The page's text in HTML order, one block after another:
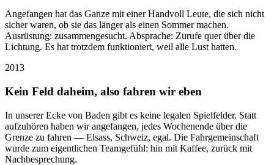
Angefangen hat das Ganze mit einer Handvoll Leute, die sich nicht
sicher waren, ob sie das länger als einen Sommer machen.
Ausrüstung: zusammengesucht. Absprache: Zurufe quer über die
Lichtung. Es hat trotzdem funktioniert, weil alle Lust hatten.
2013
Kein Feld daheim, also fahren wir eben
In unserer Ecke von Baden gibt es keine legalen Spielfelder. Statt
aufzuhören haben wir angefangen, jedes Wochenende über die
Grenze zu fahren — Elsass, Schweiz, egal. Die Fahrgemeinschaft
wurde zum eigentlichen Teamgefühl: hin mit Kaffee, zurück mit
Nachbesprechung.